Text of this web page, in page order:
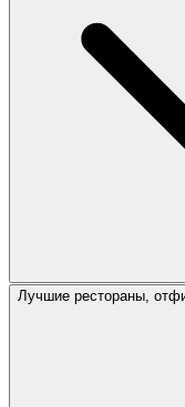
Лучшие рестораны,